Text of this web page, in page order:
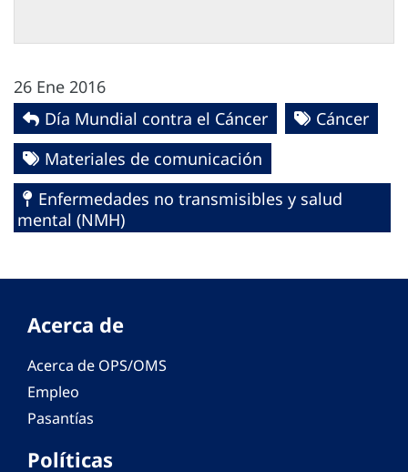
26 Ene 2016
Día Mundial contra el Cáncer
Cáncer
Materiales de comunicación
Enfermedades no transmisibles y salud
mental (NMH)
Acerca de
Acerca de OPS/OMS
Empleo
Pasantías
Políticas